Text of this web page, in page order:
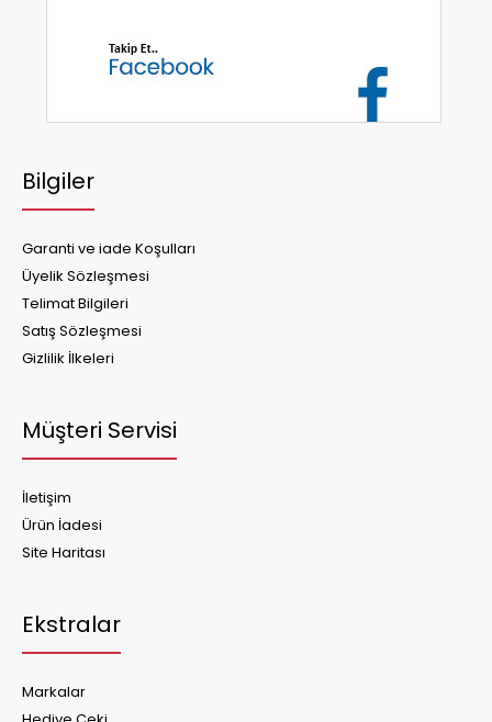
Bilgiler
Garanti ve iade Koşulları
Üyelik Sözleşmesi
Telimat Bilgileri
Satış Sözleşmesi
Gizlilik İlkeleri
Müşteri Servisi
İletişim
Ürün İadesi
Site Haritası
Ekstralar
Markalar